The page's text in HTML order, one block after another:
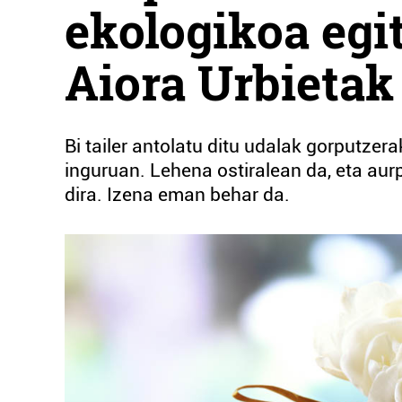
ekologikoa
Aiora
Bi tailer antolatu ditu udalak
inguruan. Lehena ostiralean da, eta
dira. Izena eman behar da.